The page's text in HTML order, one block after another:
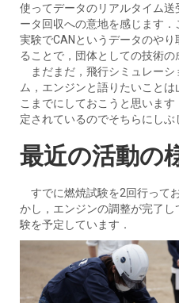
使ってデータのリアルタイム
ータ回収への意地を感じます
実験でCANというデータのや
ることで，団体としての技術の
まだまだ，飛行シミュレーシ
ム，エンジンと語りたいこと
こまでにしておこうと思いま
定されているのでそちらにしぶ
最近の活動の
すでに燃焼試験を2回行って
かし，エンジンの調整が完了
験を予定しています．